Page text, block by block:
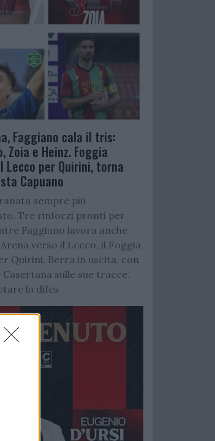
Faggiano cala il tris:
Zoia e Heinz. Foggia
Lecco per Quirini, torna
Capuano
sempre più
Tre rinforzi pronti per
Faggiano lavora anche
verso il Lecco, il Foggia
Quirini. Berra in uscita, con
Casertana sulle sue tracce.
la difes